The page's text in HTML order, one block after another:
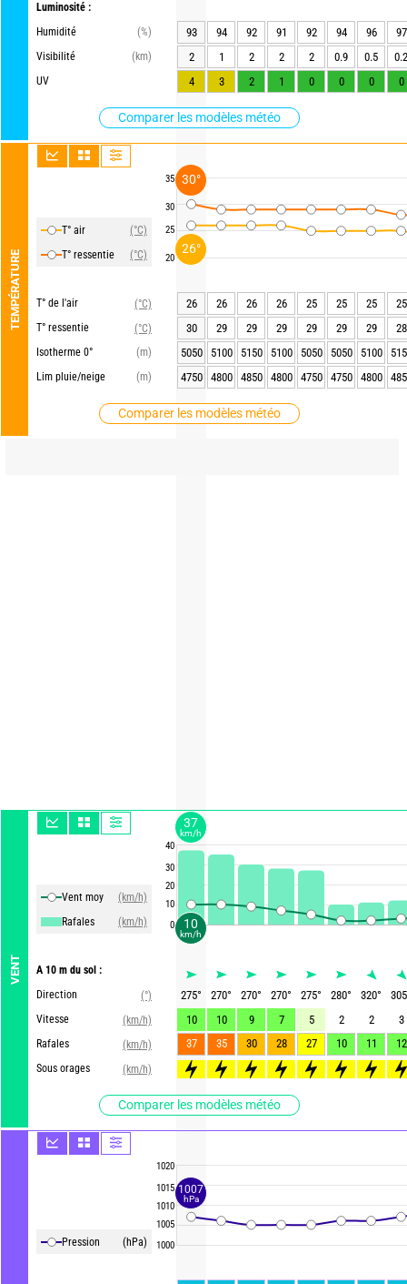
Luminosité :
Humidité
(%)
Visibilité
(km)
UV
Comparer les modèles météo
TEMPÉRATURE
T° air
(°C)
T° ressentie
(°C)
T° de l'air
(°C)
T° ressentie
(°C)
Isotherme 0°
(m)
Lim pluie/neige
(m)
Comparer les modèles météo
VENT
Vent moy
(km/h)
Rafales
(km/h)
A 10 m du sol :
Direction
(°)
Vitesse
(km/h)
Rafales
(km/h)
Sous orages
(km/h)
Comparer les modèles météo
Pression (hPa)
35
30
25
20
40
30
20
10
0
1020
1015
1010
1005
1000
93 94 92 91 92 94 96
97
2
1 2 2 2 0.9 0.5
0.2
4
3 2 1 0 0 0 0
26 26 26 26 25 25 25
25
30
29 29 29 29 29 29
28
5050
5100 5150 5100 5050 5050 5100
4750
4800 4850 4800 4750 4750 4800
275° 270° 270° 270° 275° 280° 320°
305
10
10 9 7 5 2 2
3
37
35 30 28 27 10 11
12
>80
>70 >70 >60 >65 >60 >55
10
km/h
37
km/h
26°
30°
1007
hPa